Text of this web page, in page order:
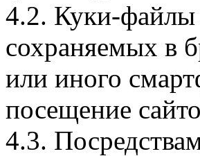
4.2. Куки-файлы
сохраняемых в
или иного
посещение
4.3.